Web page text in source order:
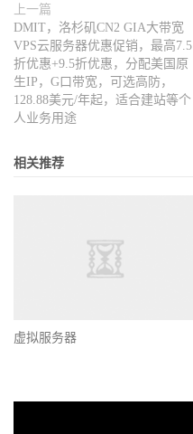
上一篇
DMIT，洛杉矶CN2 GIA大带宽
VPS云服务器优惠促销，最高7.5
折优惠+9.5折优惠，分配美国原
生IP，G口带宽，可选高防，
128.88美元/年起，适合建站等个
人业务用途
相关推荐
虚拟服务器